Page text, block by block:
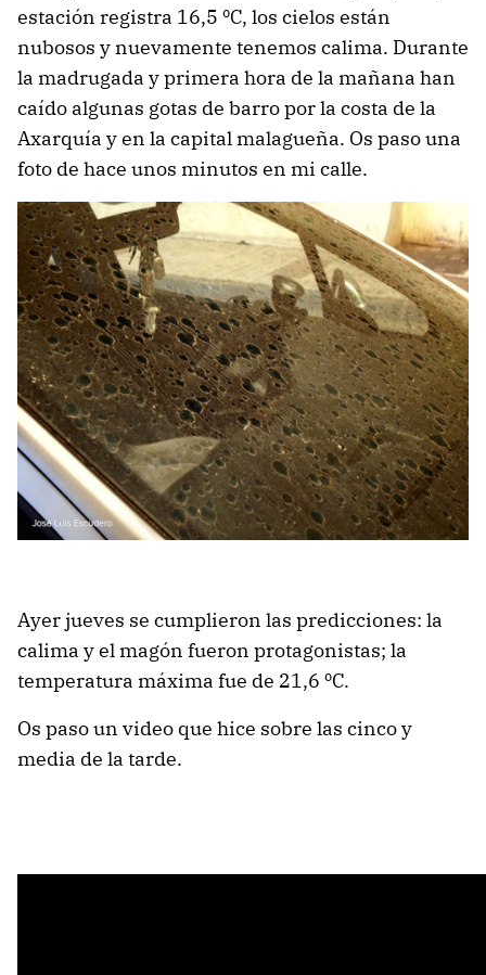
estación registra 16,5 ºC, los cielos están
nubosos y nuevamente tenemos calima. Durante
la madrugada y primera hora de la mañana han
caído algunas gotas de barro por la costa de la
Axarquía y en la capital malagueña. Os paso una
foto de hace unos minutos en mi calle.
Ayer jueves se cumplieron las predicciones: la
calima y el magón fueron protagonistas; la
temperatura máxima fue de 21,6 ºC.
Os paso un video que hice sobre las cinco y
media de la tarde.